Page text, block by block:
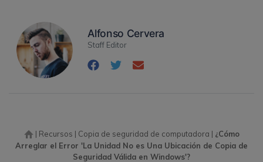
Alfonso Cervera
Staff Editor
| Recursos | Copia de seguridad de computadora | ¿Cómo
Arreglar el Error 'La Unidad No es Una Ubicación de Copia de
Seguridad Válida en Windows'?